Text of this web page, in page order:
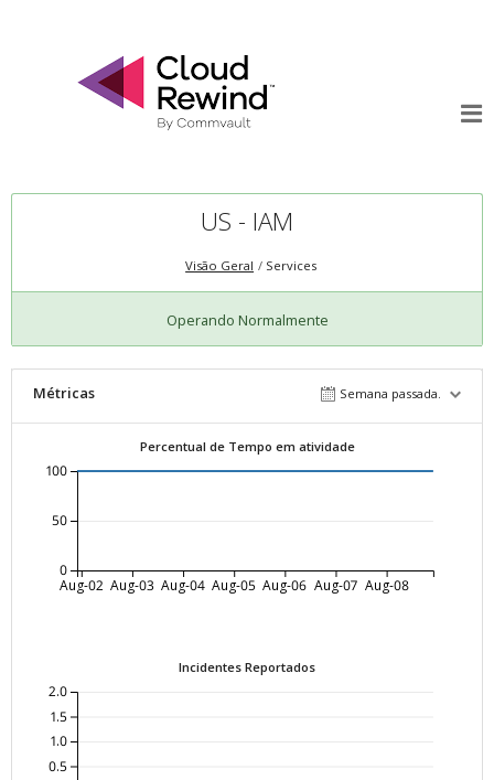
US - IAM
Visão Geral Services
Operando Normalmente
Métricas Semana passada.
Percentual de Tempo em atividade
Aug-02 Aug-03 Aug-04 Aug-05 Aug-06 Aug-07 Aug-08
0
50
100
Incidentes Reportados
0.5
1.0
1.5
2.0